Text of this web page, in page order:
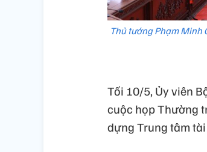
Thủ tướng Phạm Minh
Tối 10/5, Ủy viên
cuộc họp Thường
dựng Trung tâm